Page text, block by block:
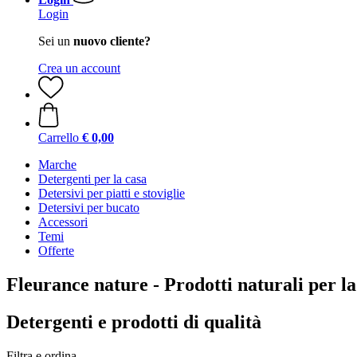
Login
Sei un nuovo cliente?
Crea un account
Carrello € 0,00
Marche
Detergenti per la casa
Detersivi per piatti e stoviglie
Detersivi per bucato
Accessori
Temi
Offerte
Fleurance nature - Prodotti naturali per la
Detergenti e prodotti di qualità